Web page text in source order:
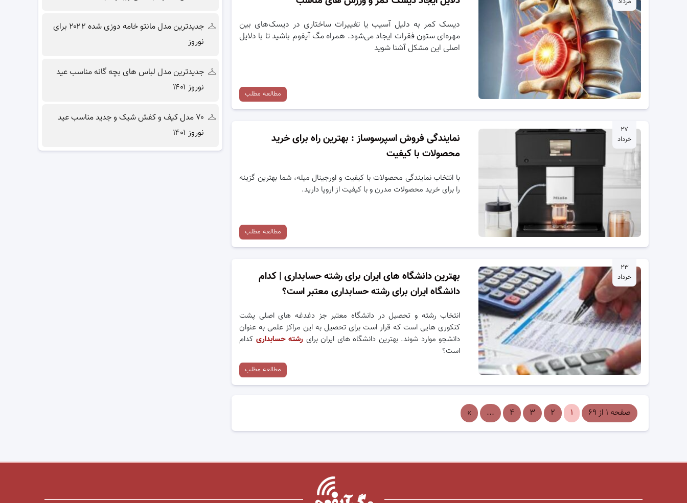
دیسک کمر به دلیل آسیب یا تغییرات ساختاری در دیسک‌های بین‌
مهره‌ای ستون فقرات ایجاد می‌شود. همراه مگ آیفوم باشید تا با دلایل
اصلی این مشکل آشنا شوید
مطالعه مطلب
۲۷
خرداد
نمایندگی فروش اسپرسوساز : بهترین راه برای خرید
محصولات با کیفیت
با انتخاب نمایندگی محصولات با کیفیت و اورجینال میله، شما بهترین گزینه
را برای خرید محصولات مدرن و با کیفیت از اروپا دارید.
مطالعه مطلب
۲۳
خرداد
بهترین دانشگاه های ایران برای رشته حسابداری | کدام
دانشگاه ایران برای رشته حسابداری معتبر است؟
انتخاب رشته و تحصیل در دانشگاه معتبر جز دغدغه های اصلی پشت
کنکوری هایی است که قرار است برای تحصیل به این مراکز علمی به عنوان
دانشجو موارد شوند. بهترین دانشگاه های ایران برای رشته حسابداری کدام
است؟
مطالعه مطلب
صفحه ۱ از ۶۹ ۱ ۲ ۳ ۴ ...
»
جدیدترین مدل مانتو خامه دوزی شده ۲۰۲۲ برای
نوروز
جدیدترین مدل لباس های بچه گانه مناسب عید
نوروز ۱۴۰۱
۷۰ مدل کیف و کفش شیک و جدید مناسب عید
نوروز ۱۴۰۱